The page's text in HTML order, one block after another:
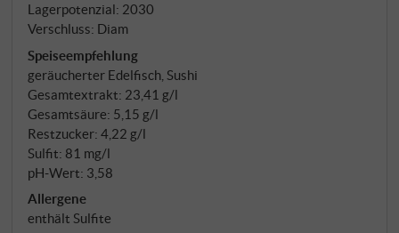
Lagerpotenzial: 2030
Verschluss: Diam
Speiseempfehlung
geräucherter Edelfisch, Sushi
Gesamtextrakt: 23,41 g/l
Gesamtsäure: 5,15 g/l
Restzucker: 4,22 g/l
Sulfit: 81 mg/l
pH-Wert: 3,58
Allergene
enthält Sulfite